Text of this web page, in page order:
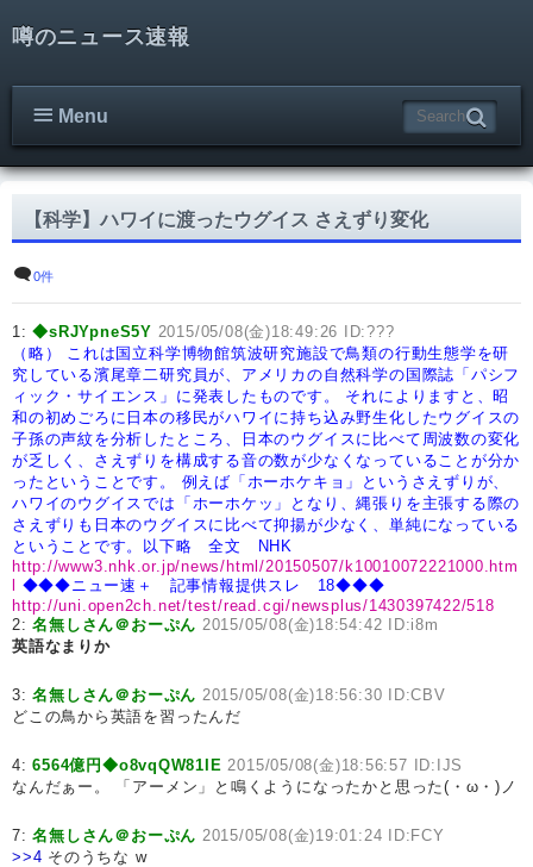
噂のニュース速報
Menu
【科学】ハワイに渡ったウグイス さえずり変化
0件
1:◆sRJYpneS5Y 2015/05/08(金)18:49:26 ID:???
（略）
これは国立科学博物館筑波研究施設で鳥類の行動生態学を研
究している濱尾章二研究員が、 アメリカの自然科学の国際誌「パシフ
ィック・サイエンス」に発表したものです。
それによりますと、昭
和の初めごろに日本の移民がハワイに持ち込み野生化したウグイスの
子孫の声紋を分析したところ、日本のウグイスに比べて周波数の変化
が乏しく、 さえずりを構成する音の数が少なくなっていることが分か
ったということです。
例えば「ホーホケキョ」というさえずりが、
ハワイのウグイスでは「ホーホケッ」となり、縄張りを主張する際の
さえずりも日本のウグイスに比べて抑揚が少なく、単純になっている
ということです。
以下略 全文 NHK
http://www3.nhk.or.jp/news/html/20150507/k10010072221000.htm
◆◆◆ニュー速＋ 記事情報提供スレ 18◆◆◆
http://uni.open2ch.net/test/read.cgi/newsplus/1430397422/518
2:名無しさん＠おーぷん 2015/05/08(金)18:54:42 ID:i8m
英語なまりか
3:名無しさん＠おーぷん 2015/05/08(金)18:56:30 ID:CBV
どこの鳥から英語を習ったんだ
4:6564億円◆o8vqQW81IE 2015/05/08(金)18:56:57 ID:IJS
なんだぁー。 「アーメン」と鳴くようになったかと思った(・ω・)ノ
7:名無しさん＠おーぷん 2015/05/08(金)19:01:24 ID:FCY
>>4 そのうちな w